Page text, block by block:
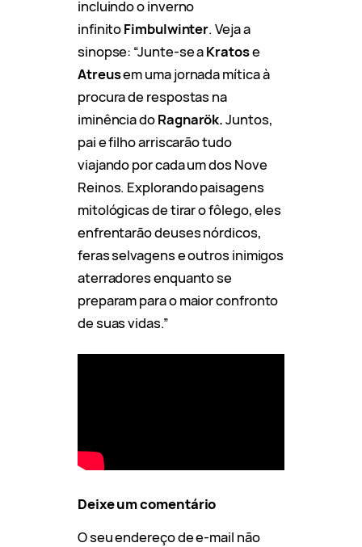
incluindo o inverno
infinitoFimbulwinter. Veja a
sinopse: “Junte-se aKratose
Atreusem uma jornada mítica à
procura de respostas na
iminência doRagnarök.Juntos,
pai e filho arriscarão tudo
viajando por cada um dos Nove
Reinos. Explorando paisagens
mitológicas de tirar o fôlego, eles
enfrentarão deuses nórdicos,
feras selvagens e outros inimigos
aterradores enquanto se
preparam para o maior confronto
de suas vidas.”
Deixe um comentário
O seu endereço de e-mail não